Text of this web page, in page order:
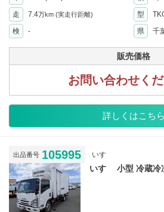
走 7.4万km (実走行距離) 型
検
- 県 千
販売価格
お問い合わせくだ
詳しくはこちら
出品番号 105995 いすゞ
いすゞ 小型 冷蔵